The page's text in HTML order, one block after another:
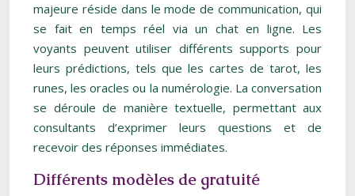
majeure réside dans le mode de communication, qui
se fait en temps réel via un chat en ligne. Les
voyants peuvent utiliser différents supports pour
leurs prédictions, tels que les cartes de tarot, les
runes, les oracles ou la numérologie. La conversation
se déroule de manière textuelle, permettant aux
consultants d’exprimer leurs questions et de
recevoir des réponses immédiates.
Différents modèles de gratuité